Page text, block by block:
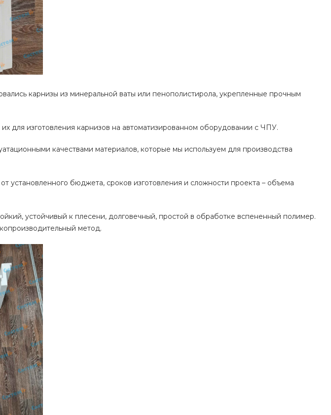
карнизы из минеральной ваты или пенополистирола, укрепленные прочным
для изготовления карнизов на автоматизированном оборудовании с ЧПУ.
качествами материалов, которые мы используем для производства
установленного бюджета, сроков изготовления и сложности проекта – объема
устойчивый к плесени, долговечный, простой в обработке вспененный полимер.
метод.